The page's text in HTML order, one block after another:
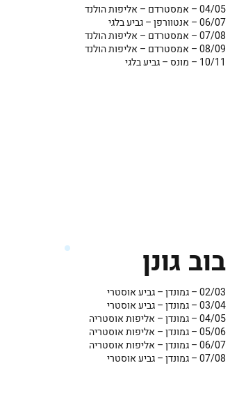
04/05 – אמסטרדם – אליפות הולנד
06/07 – אנטוורפן – גביע בלגי
07/08 – אמסטרדם – אליפות הולנד
08/09 – אמסטרדם – אליפות הולנד
10/11 – מונס – גביע בלגי
בוב גונן
02/03 – גמונדן – גביע אוסטרי
03/04 – גמונדן – גביע אוסטרי
04/05 – גמונדן – אליפות אוסטריה
05/06 – גמונדן – אליפות אוסטריה
06/07 – גמונדן – אליפות אוסטריה
07/08 – גמונדן – גביע אוסטרי